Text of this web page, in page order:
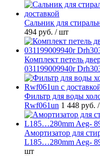
Cальник для
494 руб. / шт
Комплект петель
031199009940r
Фильтр для воды
Rwf061un 1 448 руб.
Амортизатор для
L185…280mm Aeg-
шт